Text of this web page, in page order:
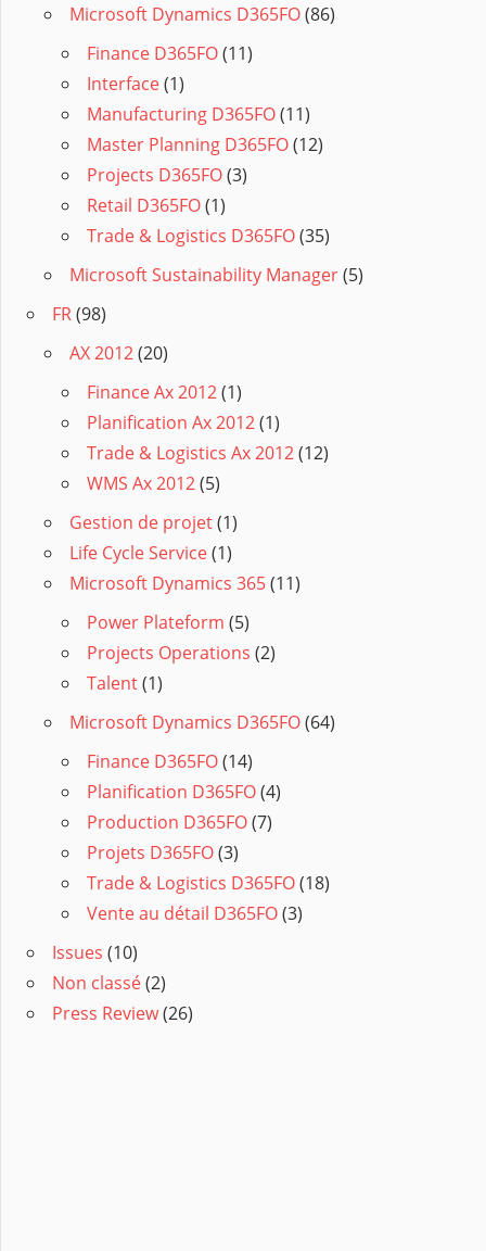
Microsoft Dynamics D365FO(86)
Finance D365FO(11)
Interface(1)
Manufacturing D365FO(11)
Master Planning D365FO(12)
Projects D365FO(3)
Retail D365FO(1)
Trade & Logistics D365FO(35)
Microsoft Sustainability Manager(5)
FR(98)
AX 2012(20)
Finance Ax 2012(1)
Planification Ax 2012(1)
Trade & Logistics Ax 2012(12)
WMS Ax 2012(5)
Gestion de projet(1)
Life Cycle Service(1)
Microsoft Dynamics 365(11)
Power Plateform (5)
Projects Operations (2)
Talent(1)
Microsoft Dynamics D365FO(64)
Finance D365FO(14)
Planification D365FO(4)
Production D365FO(7)
Projets D365FO(3)
Trade & Logistics D365FO(18)
Vente au détail D365FO(3)
Issues (10)
Non classé(2)
Press Review(26)